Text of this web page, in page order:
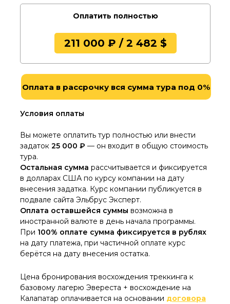
Оплатить полностью
211 000 ₽ / 2 482 $
Оплата в рассрочку вся сумма тура под 0%
Цена бронирования восхождения треккинга к
базовому лагерю Эвереста + восхождение на
Калапатар оплачивается на основании договора
Условия оплаты
Вы можете оплатить тур полностью или внести
задаток 25 000 ₽ — он входит в общую стоимость
тура.
Остальная сумма рассчитывается и фиксируется
в долларах США по курсу компании на дату
внесения задатка. Курс компании публикуется в
подвале сайта Эльбрус Эксперт.
Оплата оставшейся суммы возможна в
иностранной валюте в день начала программы.
При 100% оплате сумма фиксируется в рублях
на дату платежа, при частичной оплате курс
берётся на дату внесения остатка.